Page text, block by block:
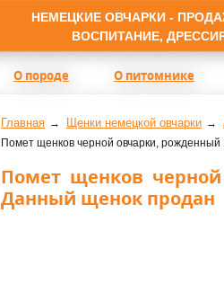
НЕМЕЦКИЕ ОВЧАРКИ -
ВОСПИТАНИЕ,
О породе О питомнике
Главная Щенки немецкой овчарки
Помет щенков черной овчарки,
Помет щенков черной
Данный щенок продан